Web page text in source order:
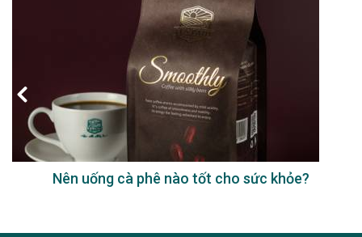
Nên uống cà phê nào tốt cho sức khỏe?